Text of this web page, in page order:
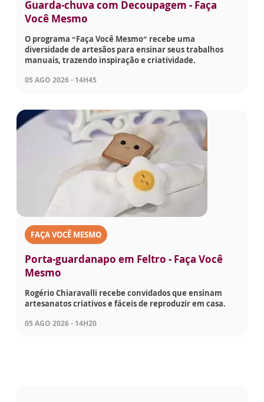
Guarda-chuva com Decoupagem - Faça
Você Mesmo
O programa “Faça Você Mesmo” recebe uma
diversidade de artesãos para ensinar seus trabalhos
manuais, trazendo inspiração e criatividade.
05 AGO 2026 - 14H45
FAÇA VOCÊ MESMO
Porta-guardanapo em Feltro - Faça Você
Mesmo
Rogério Chiaravalli recebe convidados que ensinam
artesanatos criativos e fáceis de reproduzir em casa.
05 AGO 2026 - 14H20